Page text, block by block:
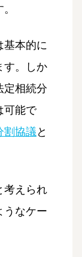
基本的に
す。しか
定相続分
可能で
割協議と
考えられ
うなケー